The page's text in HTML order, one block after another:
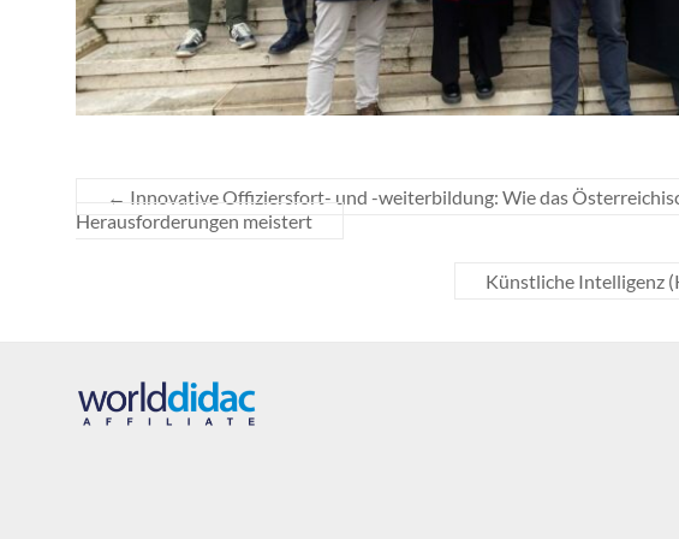
← Innovative Offiziersfort- und -weiterbildung: Wie das
Herausforderungen meistert
Künstliche Intelligenz